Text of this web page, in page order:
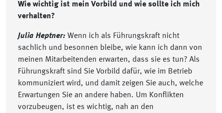
Wie wichtig ist mein Vorbild und wie sollte ich mich
verhalten?
Julia Heptner: Wenn ich als Führungskraft nicht
sachlich und besonnen bleibe, wie kann ich dann von
meinen Mitarbeitenden erwarten, dass sie es tun? Als
Führungskraft sind Sie Vorbild dafür, wie im Betrieb
kommuniziert wird, und damit zeigen Sie auch, welche
Erwartungen Sie an andere haben. Um Konflikten
vorzubeugen, ist es wichtig, nah an den